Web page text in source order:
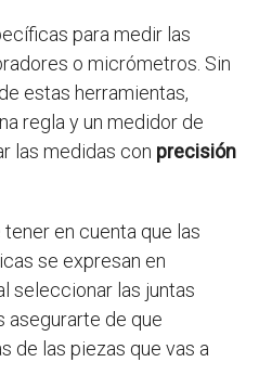
para medir las
o micrómetros. Sin
estas herramientas,
regla y un medidor de
las medidas con precisión
en cuenta que las
se expresan en
seleccionar las juntas
asegurarte de que
de las piezas que vas a